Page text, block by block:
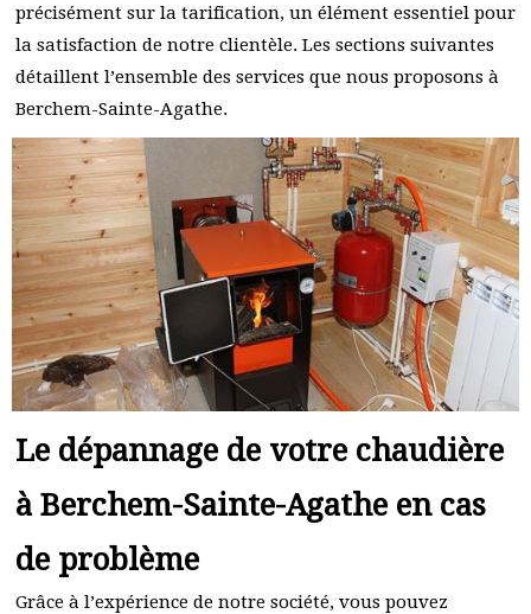
précisément sur la tarification, un élément essentiel pour
la satisfaction de notre clientèle. Les sections suivantes
détaillent l’ensemble des services que nous proposons à
Berchem-Sainte-Agathe.
Le dépannage de votre chaudière
à Berchem-Sainte-Agathe en cas
de problème
Grâce à l’expérience de notre société, vous pouvez